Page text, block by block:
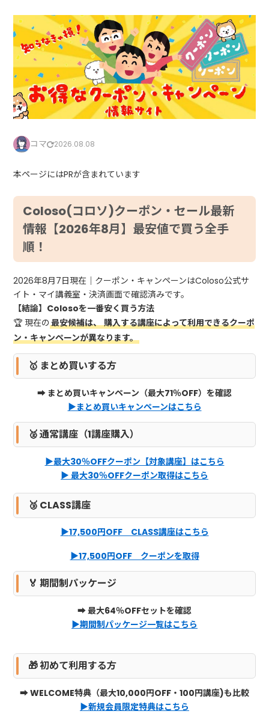
コマ 2026.08.08
本ページにはPRが含まれています
Coloso(コロソ)クーポン・セール最新
情報【2026年8月】最安値で買う全手
順！
2026年8月7日現在｜クーポン・キャンペーンはColoso公式サ
イト・マイ講義室・決済画面で確認済みです。
【結論】Colosoを一番安く買う方法
🏆 現在の最安候補は、 購入する講座によって利用できるクーポ
ン・キャンペーンが異なります。
🥇 まとめ買いする方
➡ まとめ買いキャンペーン（最大71％OFF）を確認
▶まとめ買いキャンペーンはこちら
🥈 通常講座（1講座購入）
▶最大30％OFFクーポン【対象講座】はこちら
▶ 最大30％OFFクーポン取得はこちら
🥉 CLASS講座
▶17,500円OFF CLASS講座はこちら
▶17,500円OFF クーポンを取得
🏅 期間制パッケージ
➡ 最大64％OFFセットを確認
▶期間制パッケージ一覧はこちら
🎁 初めて利用する方
➡WELCOME特典（最大10,000円OFF・100円講座)も比較
▶新規会員限定特典はこちら